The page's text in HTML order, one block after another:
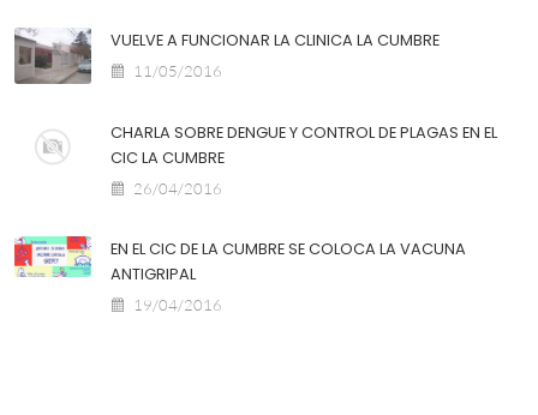
VUELVE A FUNCIONAR LA CLINICA LA CUMBRE
11/05/2016
CHARLA SOBRE DENGUE Y CONTROL DE PLAGAS EN EL
CIC LA CUMBRE
26/04/2016
EN EL CIC DE LA CUMBRE SE COLOCA LA VACUNA
ANTIGRIPAL
19/04/2016